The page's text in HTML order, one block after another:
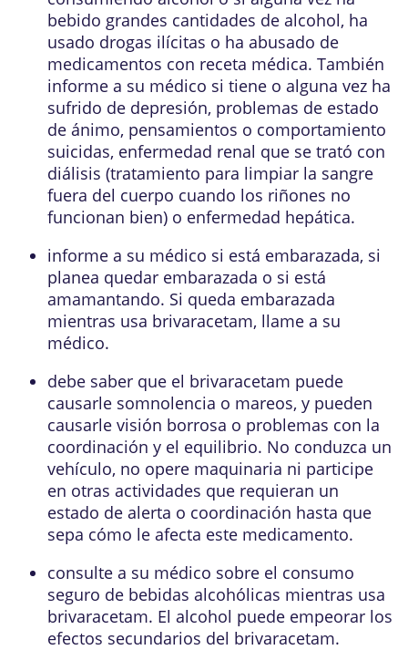
bebido grandes cantidades de alcohol, ha
usado drogas ilícitas o ha abusado de
medicamentos con receta médica. También
informe a su médico si tiene o alguna vez ha
sufrido de depresión, problemas de estado
de ánimo, pensamientos o comportamiento
suicidas, enfermedad renal que se trató con
diálisis (tratamiento para limpiar la sangre
fuera del cuerpo cuando los riñones no
funcionan bien) o enfermedad hepática.
informe a su médico si está embarazada, si
planea quedar embarazada o si está
amamantando. Si queda embarazada
mientras usa brivaracetam, llame a su
médico.
debe saber que el brivaracetam puede
causarle somnolencia o mareos, y pueden
causarle visión borrosa o problemas con la
coordinación y el equilibrio. No conduzca un
vehículo, no opere maquinaria ni participe
en otras actividades que requieran un
estado de alerta o coordinación hasta que
sepa cómo le afecta este medicamento.
consulte a su médico sobre el consumo
seguro de bebidas alcohólicas mientras usa
brivaracetam. El alcohol puede empeorar los
efectos secundarios del brivaracetam.